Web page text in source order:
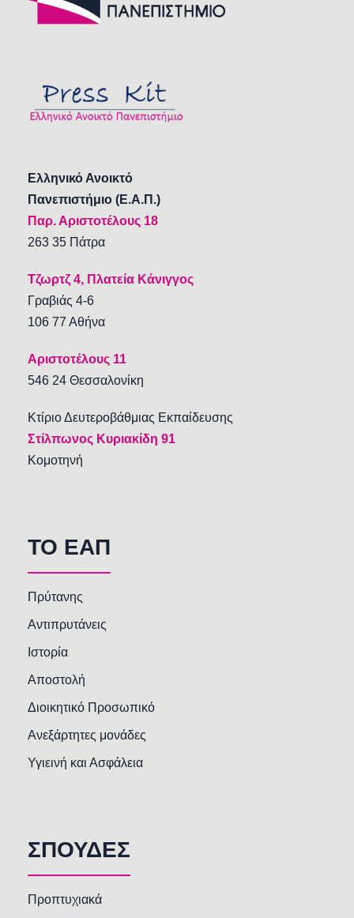
Ελληνικό Ανοικτό
Πανεπιστήμιο (Ε.Α.Π.)
Παρ. Αριστοτέλους 18
263 35 Πάτρα
Τζωρτζ 4, Πλατεία Κάνιγγος
Γραβιάς 4-6
106 77 Αθήνα
Αριστοτέλους 11
546 24 Θεσσαλονίκη
Κτίριο Δευτεροβάθμιας Εκπαίδευσης
Στίλπωνος Κυριακίδη 91
Κομοτηνή
TO EAΠ
Πρύτανης
Αντιπρυτάνεις
Ιστορία
Αποστολή
Διοικητικό Προσωπικό
Ανεξάρτητες μονάδες
Υγιεινή και Ασφάλεια
ΣΠΟΥΔΕΣ
Προπτυχιακά